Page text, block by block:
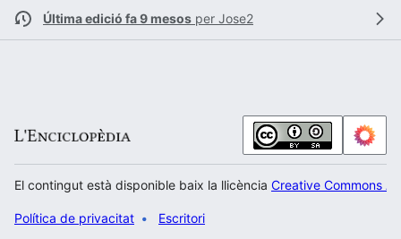
Última edició fa 9 mesos per Jose2
El contingut està disponible baix la llicència Creative Commons
Política de privacitat Escritori